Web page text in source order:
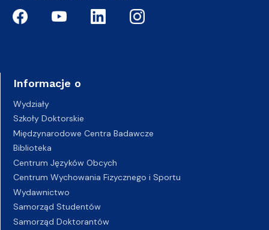
Informacje o
Wydziały
Szkoły Doktorskie
Międzynarodowe Centra Badawcze
Biblioteka
Centrum Języków Obcych
Centrum Wychowania Fizycznego i Sportu
Wydawnictwo
Samorząd Studentów
Samorząd Doktorantów